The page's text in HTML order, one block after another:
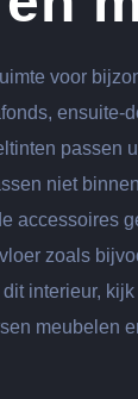
voor
ensuite-
passen
niet
accessoires
zoals
interieur,
meubelen